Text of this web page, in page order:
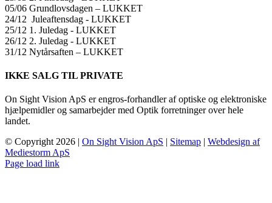
05/06 Grundlovsdagen – LUKKET
24/12 Juleaftensdag ​​- LUKKET
25/12 1. Juledag ​​- LUKKET
26/12 2. Juledag ​​- LUKKET
31/12 Nytårsaften – LUKKET
IKKE SALG TIL PRIVATE
On Sight Vision ApS er engros-forhandler af optiske og elektroniske
hjælpemidler og samarbejder med Optik forretninger over hele
landet.
© Copyright 2026 | On Sight Vision ApS | Sitemap | Webdesign af
Mediestorm ApS
Page load link